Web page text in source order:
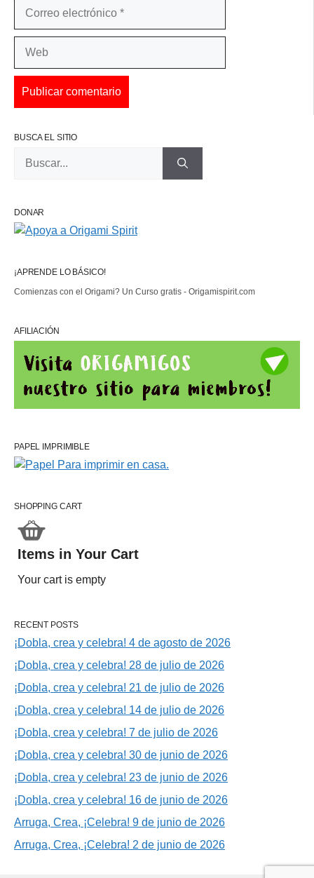
BUSCA EL SITIO
DONAR
¡APRENDE LO BÁSICO!
Comienzas con el Origami? Un Curso gratis - Origamispirit.com
AFILIACIÓN
PAPEL IMPRIMIBLE
SHOPPING CART
Items in Your Cart
Your cart is empty
RECENT POSTS
¡Dobla, crea y celebra! 4 de agosto de 2026
¡Dobla, crea y celebra! 28 de julio de 2026
¡Dobla, crea y celebra! 21 de julio de 2026
¡Dobla, crea y celebra! 14 de julio de 2026
¡Dobla, crea y celebra! 7 de julio de 2026
¡Dobla, crea y celebra! 30 de junio de 2026
¡Dobla, crea y celebra! 23 de junio de 2026
¡Dobla, crea y celebra! 16 de junio de 2026
Arruga, Crea, ¡Celebra! 9 de junio de 2026
Arruga, Crea, ¡Celebra! 2 de junio de 2026